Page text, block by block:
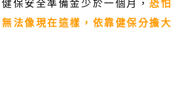
保安全準備金少於一個月，恐怕
法像現在這樣，依靠健保分擔大